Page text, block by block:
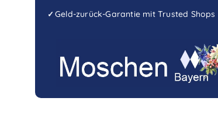
Zum Hauptinhalt springen
Zur Hauptnavigation springen
✓ Geld-zurück-Garantie mit Trusted Shops